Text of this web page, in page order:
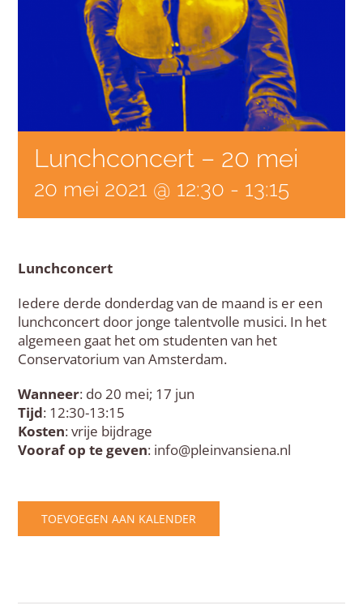
Lunchconcert – 20 mei
20 mei 2021 @ 12:30 - 13:15
Lunchconcert
Iedere derde donderdag van de maand is er een
lunchconcert door jonge talentvolle musici. In het
algemeen gaat het om studenten van het
Conservatorium van Amsterdam.
Wanneer: do 20 mei; 17 jun
Tijd: 12:30-13:15
Kosten: vrije bijdrage
Vooraf op te geven: info@pleinvansiena.nl
TOEVOEGEN AAN KALENDER